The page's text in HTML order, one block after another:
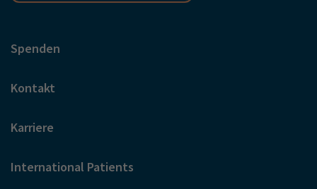
Spenden
Kontakt
Karriere
International Patients